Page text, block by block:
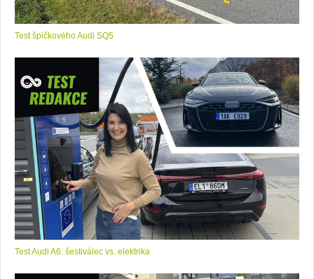
Test špičkového Audi SQ5
Test Audi A6: šestiválec vs. elektrika